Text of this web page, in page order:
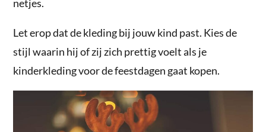
netjes.
Let erop dat de kleding bij jouw kind past. Kies de
stijl waarin hij of zij zich prettig voelt als je
kinderkleding voor de feestdagen gaat kopen.